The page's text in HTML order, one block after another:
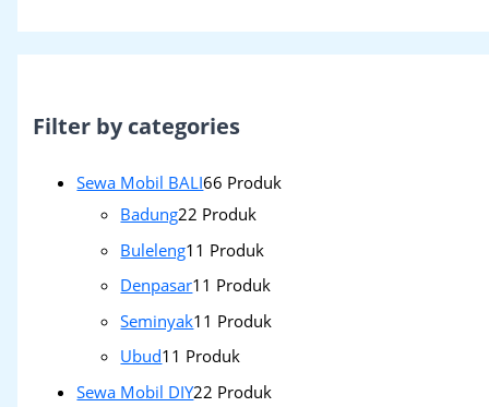
Filter by categories
Sewa Mobil BALI66 Produk
Badung22 Produk
Buleleng1 1 Produk
Denpasar1 1 Produk
Seminyak1 1 Produk
Ubud1 1 Produk
Sewa Mobil DIY22 Produk